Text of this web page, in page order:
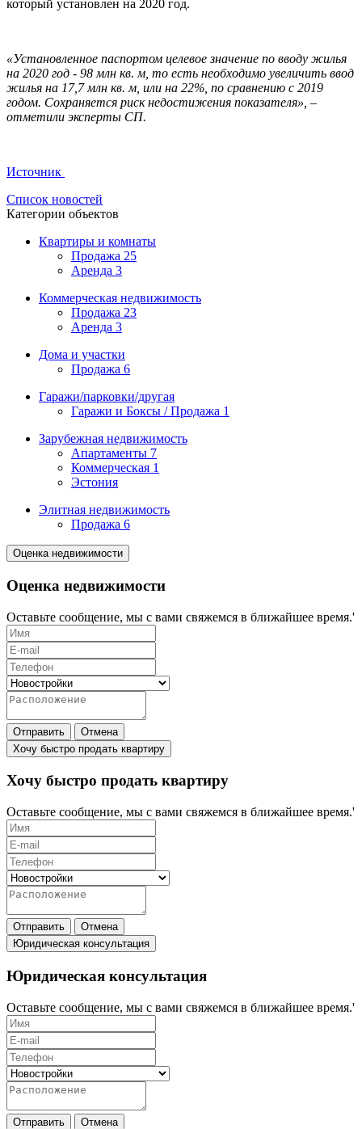
который установлен на 2020 год.
«Установленное паспортом целевое значение по вводу жилья
на 2020 год - 98 млн кв. м, то есть необходимо увеличить ввод
жилья на 17,7 млн кв. м, или на 22%, по сравнению с 2019
годом. Сохраняется риск недостижения показателя», –
отметили эксперты СП.
Источник
Список новостей
Категории объектов
Квартиры и комнаты
Продажа 25
Аренда 3
Коммерческая недвижимость
Продажа 23
Аренда 3
Дома и участки
Продажа 6
Гаражи/парковки/другая
Гаражи и Боксы / Продажа 1
Зарубежная недвижимость
Апартаменты 7
Коммерческая 1
Эстония
Элитная недвижимость
Продажа 6
Оценка недвижимости
Оценка недвижимости
Оставьте сообщение, мы с вами свяжемся в ближайшее время.'
Отправить
Отмена
Хочу быстро продать квартиру
Хочу быстро продать квартиру
Оставьте сообщение, мы с вами свяжемся в ближайшее время.'
Отправить
Отмена
Юридическая консультация
Юридическая консультация
Оставьте сообщение, мы с вами свяжемся в ближайшее время.'
Отправить
Отмена